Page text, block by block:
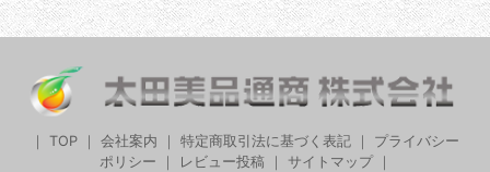
TOP 会社案内 特定商取引法に基づく表記
プライバシー
ポリシー
レビュー投稿｜ サイトマップ｜